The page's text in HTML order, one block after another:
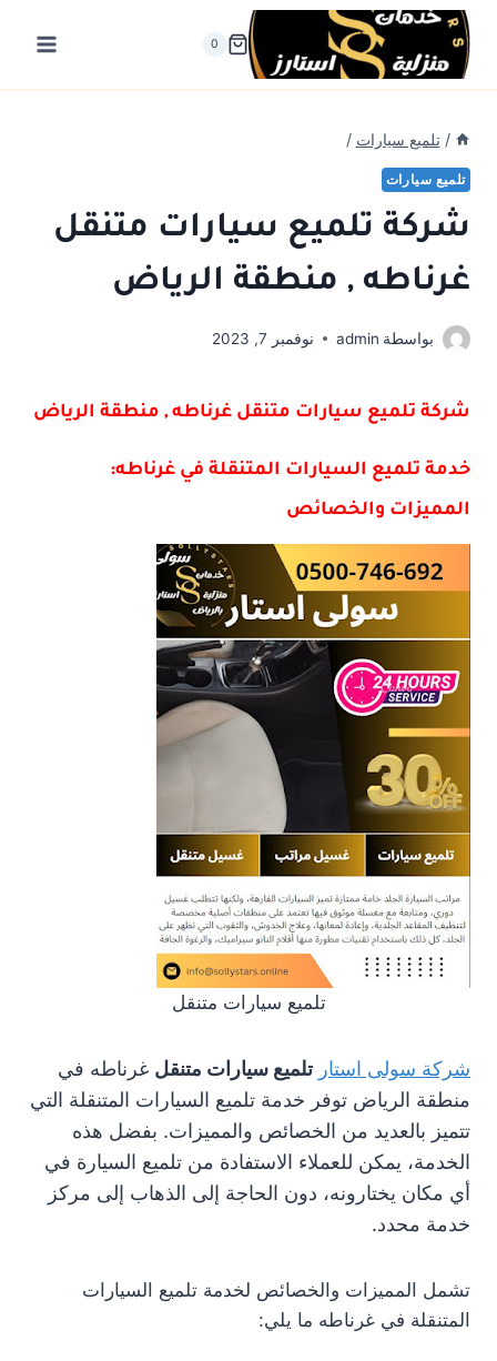
التجاوز
المحتوى
0
/ تلميع سيارات /
تلميع سيارات
شركة تلميع سيارات متنقل
غرناطه , منطقة الرياض
بواسطة admin نوفمبر 7, 2023
شركة تلميع سيارات متنقل غرناطه , منطقة الرياض
خدمة تلميع السيارات المتنقلة في غرناطه:
المميزات والخصائص
تلميع سيارات متنقل
شركة سولى استار تلميع سيارات متنقل غرناطه في
منطقة الرياض توفر خدمة تلميع السيارات المتنقلة التي
تتميز بالعديد من الخصائص والمميزات. بفضل هذه
الخدمة، يمكن للعملاء الاستفادة من تلميع السيارة في
أي مكان يختارونه، دون الحاجة إلى الذهاب إلى مركز
خدمة محدد.
تشمل المميزات والخصائص لخدمة تلميع السيارات
المتنقلة في غرناطه ما يلي: